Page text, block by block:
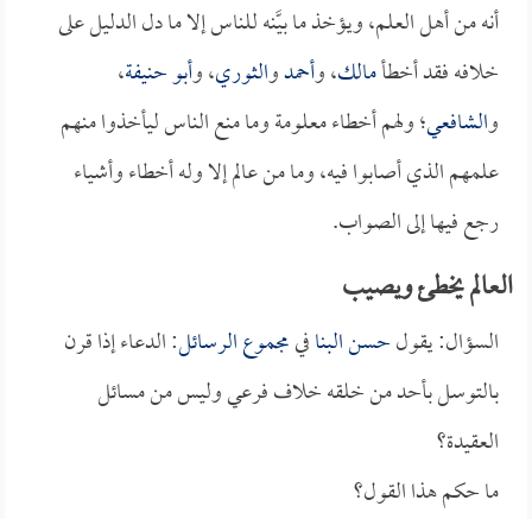
أنه من أهل العلم، ويؤخذ ما بيَّنه للناس إلا ما دل الدليل على
خلافه فقد أخطأمالك، وأحمدوالثوري، وأبو حنيفة،
والشافعي؛ ولهم أخطاء معلومة وما منع الناس ليأخذوا منهم
علمهم الذي أصابوا فيه، وما من عالم إلا وله أخطاء وأشياء
رجع فيها إلى الصواب.
العالم يخطئ ويصيب
السؤال: يقولحسن البنافيمجموع الرسائل: الدعاء إذا قرن
بالتوسل بأحد من خلقه خلاف فرعي وليس من مسائل
العقيدة؟
ما حكم هذا القول؟